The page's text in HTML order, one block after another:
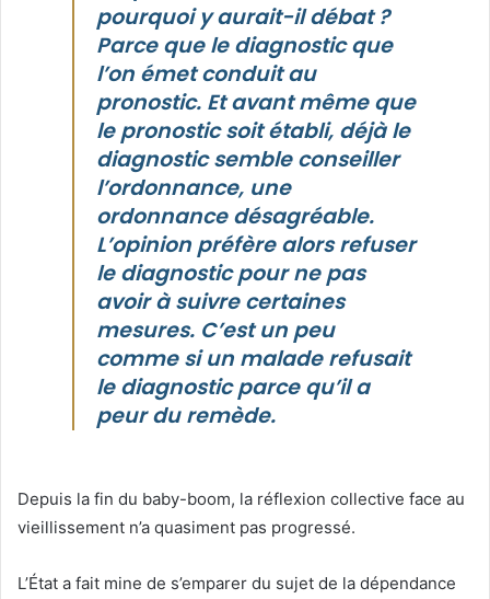
pourquoi y aurait-il débat ?
Parce que le diagnostic que
l’on émet conduit au
pronostic. Et avant même que
le pronostic soit établi, déjà le
diagnostic semble conseiller
l’ordonnance, une
ordonnance désagréable.
L’opinion préfère alors refuser
le diagnostic pour ne pas
avoir à suivre certaines
mesures. C’est un peu
comme si un malade refusait
le diagnostic parce qu’il a
peur du remède.
Depuis la fin du baby-boom, la réflexion collective face au
vieillissement n’a quasiment pas progressé.
L’État a fait mine de s’emparer du sujet de la dépendance